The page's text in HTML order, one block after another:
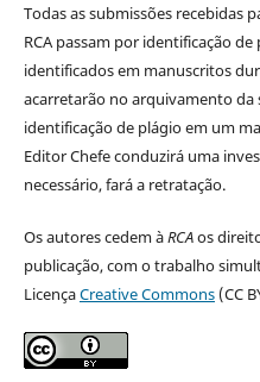
Todas as submissões recebidas
RCA passam por identificação
identificados em manuscritos
acarretarão no arquivamento da
identificação de plágio em um
Editor Chefe conduzirá uma
necessário, fará a retratação.
Os autores cedem àRCAos
publicação, com o trabalho
LicençaCreative Commons(CC